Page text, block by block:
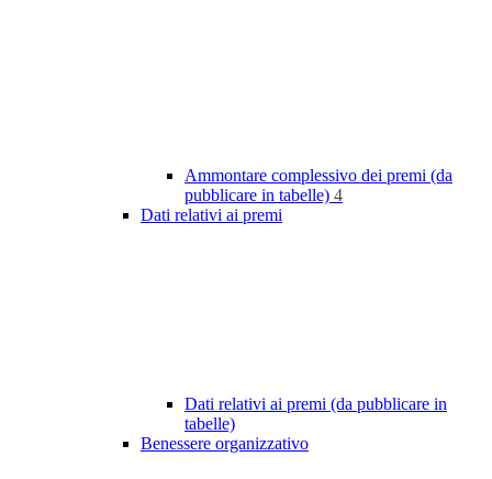
Ammontare complessivo dei premi (da
pubblicare in tabelle) 4
Dati relativi ai premi
Dati relativi ai premi (da pubblicare in
tabelle)
Benessere organizzativo